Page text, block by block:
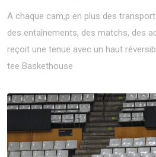
A chaque cam,p en plus des
des entaînements, des matchs, des
reçoit une tenue avec un haut
tee Baskethouse